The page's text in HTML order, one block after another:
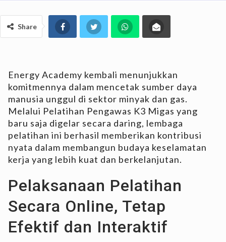
Share
Energy Academy kembali menunjukkan
komitmennya dalam mencetak sumber daya
manusia unggul di sektor minyak dan gas.
Melalui Pelatihan Pengawas K3 Migas yang
baru saja digelar secara daring, lembaga
pelatihan ini berhasil memberikan kontribusi
nyata dalam membangun budaya keselamatan
kerja yang lebih kuat dan berkelanjutan.
Pelaksanaan Pelatihan
Secara Online, Tetap
Efektif dan Interaktif